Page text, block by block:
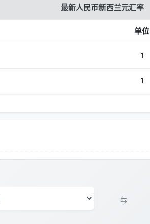
最新人民币新西兰元汇率
单位
1
1